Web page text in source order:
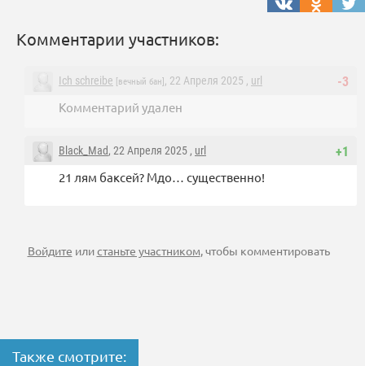
Комментарии участников:
-3
Ich schreibe [вечный бан] , 22 Апреля 2025 , url
Комментарий удален
+1
Black_Mad, 22 Апреля 2025 , url
21 лям баксей? Мдо… существенно!
Войдите илистаньте участником, чтобы комментировать
Также смотрите: